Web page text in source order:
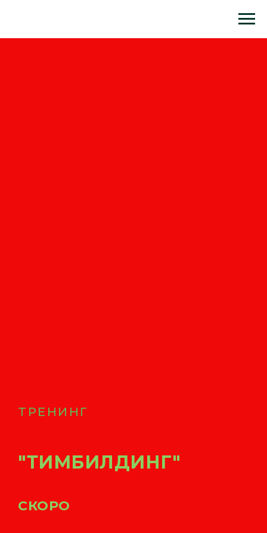
ТРЕНИНГ
"ТИМБИЛДИНГ"
СКОРО